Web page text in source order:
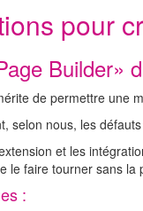
pour
Builder»
de permettre une
selon nous, les
et les
le faire tourner sans la
: